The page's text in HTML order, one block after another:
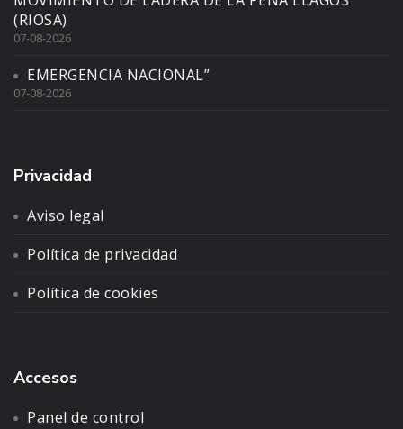
(RIOSA)
07-08-2026
EMERGENCIA NACIONAL”
07-08-2026
Privacidad
Aviso legal
Política de privacidad
Política de cookies
Accesos
Panel de control